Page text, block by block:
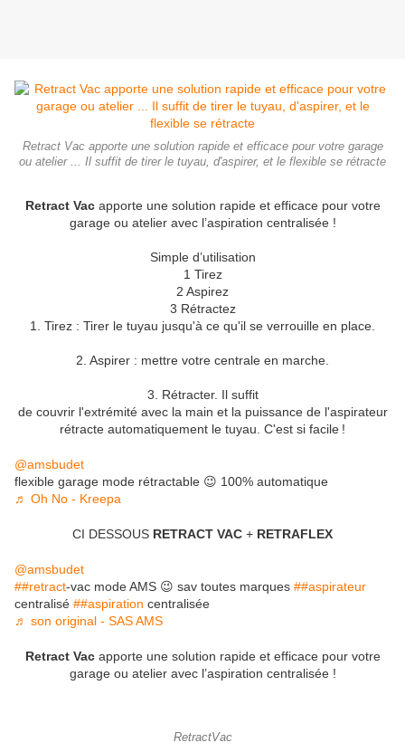
Retract Vac apporte une solution rapide et efficace pour votre garage
ou atelier ... Il suffit de tirer le tuyau, d'aspirer, et le flexible se rétracte
Retract Vacapporte une solution rapide et efficace pour votre
garage ou atelier avec l’aspiration centralisée !
Simple d’utilisation
1 Tirez
2 Aspirez
3 Rétractez
1. Tirez : Tirer le tuyau jusqu'à ce qu'il se verrouille en place.
2. Aspirer : mettre votre centrale en marche.
3. Rétracter. Il suffit
de couvrir l'extrémité avec la main et la puissance de l'aspirateur
rétracte automatiquement le tuyau. C'est si facile !
@amsbudet
flexible garage mode rétractable 😉 100% automatique
♬ Oh No - Kreepa
CI DESSOUS RETRACT VAC + RETRAFLEX
@amsbudet
##retract-vac mode AMS 😉 sav toutes marques ##aspirateur
centralisé ##aspiration centralisée
♬ son original - SAS AMS
Retract Vacapporte une solution rapide et efficace pour votre
garage ou atelier avec l’aspiration centralisée !
RetractVac